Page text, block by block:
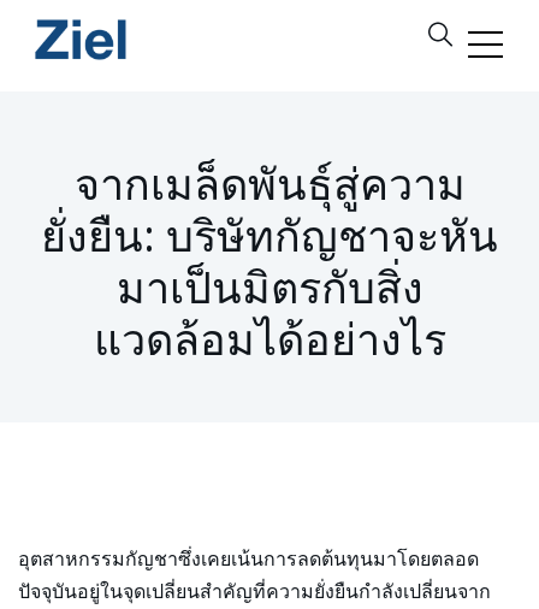
จากเมล็ดพันธุ์สู่ความ
ยั่งยืน: บริษัทกัญชาจะหัน
มาเป็นมิตรกับสิ่ง
แวดล้อมได้อย่างไร
อุตสาหกรรมกัญชาซึ่งเคยเน้นการลดต้นทุนมาโดยตลอด
ปัจจุบันอยู่ในจุดเปลี่ยนสำคัญที่ความยั่งยืนกำลังเปลี่ยนจาก